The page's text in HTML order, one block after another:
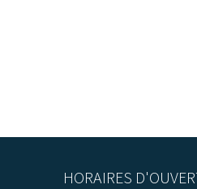
HORAIRES